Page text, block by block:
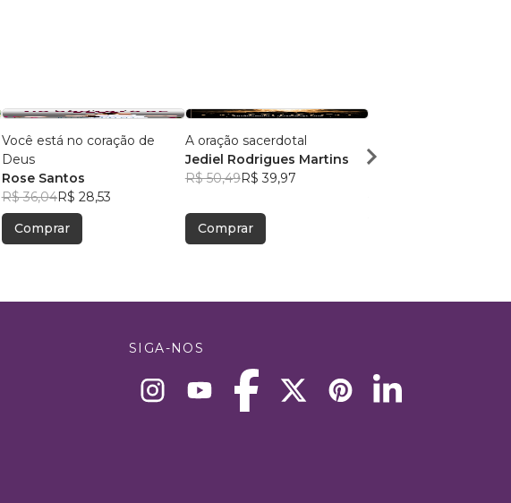
Você está no coração de
Deus
Rose Santos
R$ 36,04R$ 28,53
Comprar
A oração sacerdotal
Jediel Rodrigues Martins
R$ 50,49R$ 39,97
Comprar
Mulheres
SIGA-NOS